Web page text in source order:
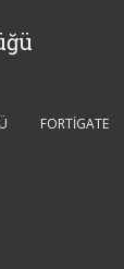
FORTIGATE